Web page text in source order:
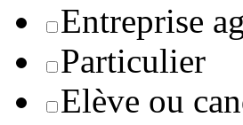
Entreprise
Particulier
Elève ou